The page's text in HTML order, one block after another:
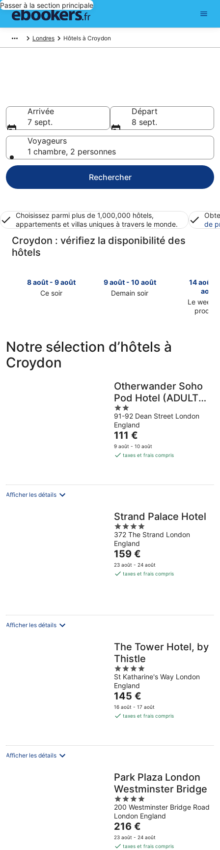
Passer à la section principale
Londres Hôtels à Croydon
Arrivée
7 sept.
Départ
8 sept.
Voyageurs
1 chambre, 2 personnes
Rechercher
Choisissez parmi plus de 1,000,000 hôtels,
appartements et villas uniques à travers le monde.
de
Croydon : vérifiez la disponibilité des
hôtels
8 août - 9 août
Ce soir
Croydon
pour
cette
nuit,
9 août - 10 août
Demain soir
Croydon
pour
août
août
14 août -
août
Le week-
week-
end
14
Notre sélection d’hôtels à
Croydon
Otherwander Soho
Pod Hotel (ADULTS
ONLY)
2
out
of
5
91-92 Dean Street London
England
Le
prix
est
par
111 €
9 août - 10 août
taxes et frais compris
Afficher les détails
Strand Palace Hotel
4
out
of
5
372 The Strand London
England
Le
prix
est
159 €
23 août - 24 août
taxes et frais compris
Afficher les détails
The Tower Hotel, by
Thistle
4
out
of
5
St Katharine's Way London
England
Le
prix
est
par
145 €
16 août - 17 août
taxes et frais compris
Afficher les détails
Park Plaza London
Westminster Bridge
4
out
of
5
200 Westminster Bridge Road
London England
Le
prix
est
216 €
23 août - 24 août
taxes et frais compris